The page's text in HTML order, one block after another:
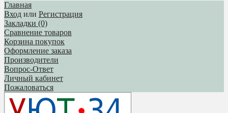
Главная
Вход или Регистрация
Закладки (0)
Сравнение товаров
Корзина покупок
Оформление заказа
Производители
Вопрос-Ответ
Личный кабинет
Пожаловаться